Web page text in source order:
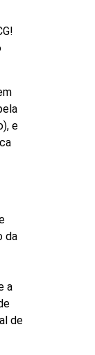
e
da
a
de